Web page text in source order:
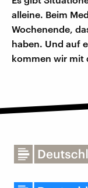
alleine. Beim
Wochenende,
haben. Und auf
kommen wir mit